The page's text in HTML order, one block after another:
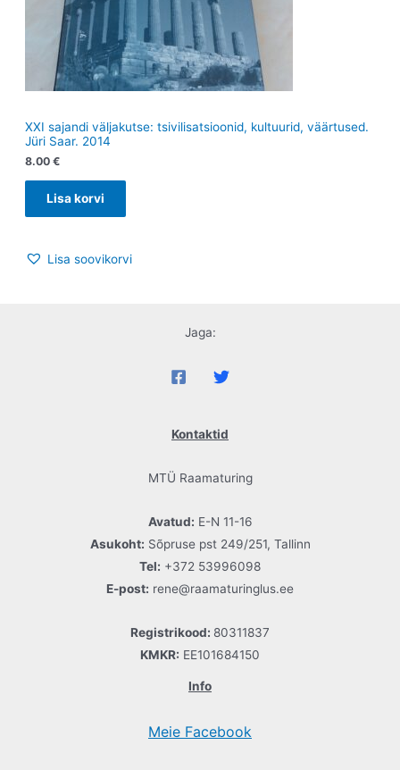
XXI sajandi väljakutse: tsivilisatsioonid, kultuurid, väärtused.
Jüri Saar. 2014
8.00 €
Lisa korvi
Lisa soovikorvi
Jaga:
Kontaktid
MTÜ Raamaturing
Avatud: E-N 11-16
Asukoht: Sõpruse pst 249/251, Tallinn
Tel: +372 53996098
E-post: rene@raamaturinglus.ee
Registrikood: 80311837
KMKR: EE101684150
Info
Meie Facebook